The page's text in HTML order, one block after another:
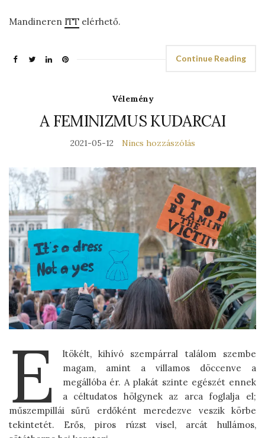
Mandineren ITT elérhető.
Continue Reading
Vélemény
A FEMINIZMUS KUDARCAI
2021-05-12 Nincs hozzászólás
E
ltökélt, kihívó szempárral találom szembe
magam, amint a villamos döccenve a
megállóba ér. A plakát szinte egészét ennek
a céltudatos hölgynek az arca foglalja el;
műszempillái sűrű erdőként meredezve veszik körbe
tekintetét. Erős, piros rúzst visel, arcát hullámos,